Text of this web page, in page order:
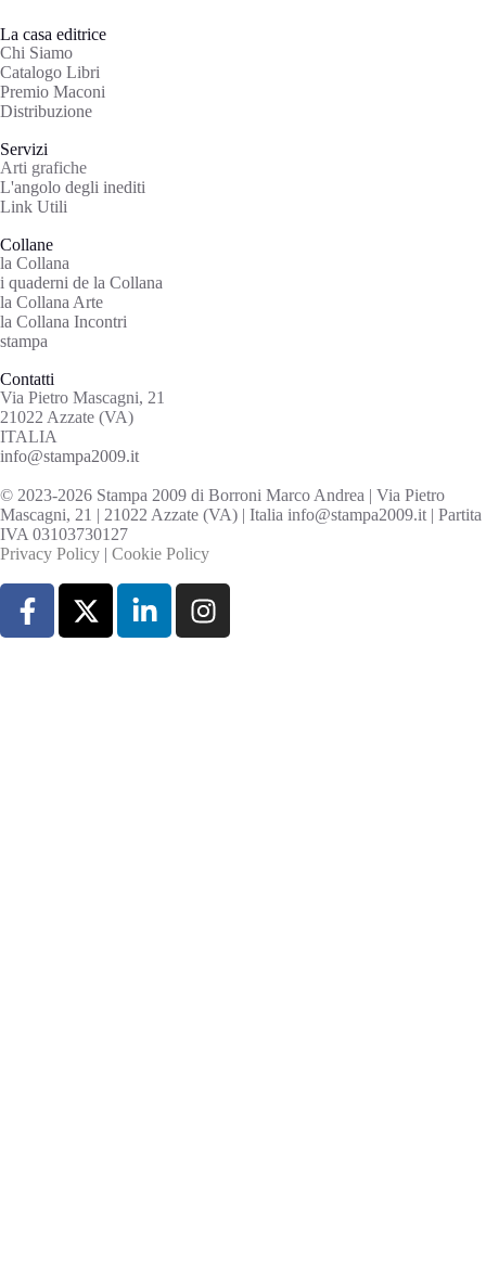
La casa editrice
Chi Siamo
Catalogo Libri
Premio Maconi
Distribuzione
Servizi
Arti grafiche
L'angolo degli inediti
Link Utili
Collane
la Collana
i quaderni de la Collana
la Collana Arte
la Collana Incontri
stampa
Contatti
Via Pietro Mascagni, 21
21022 Azzate (VA)
ITALIA
info@stampa2009.it
© 2023-2026 Stampa 2009 di Borroni Marco Andrea | Via Pietro
Mascagni, 21 | 21022 Azzate (VA) | Italia info@stampa2009.it | Partita
IVA 03103730127
Privacy Policy | Cookie Policy